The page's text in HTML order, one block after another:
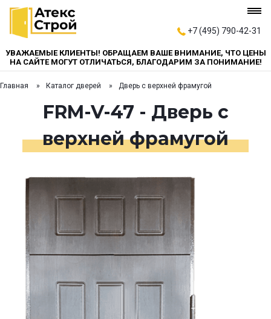
+7 (495) 790-42-31
УВАЖАЕМЫЕ КЛИЕНТЫ! ОБРАЩАЕМ ВАШЕ ВНИМАНИЕ, ЧТО ЦЕНЫ
НА САЙТЕ МОГУТ ОТЛИЧАТЬСЯ, БЛАГОДАРИМ ЗА ПОНИМАНИЕ!
Главная Каталог дверей Дверь с верхней фрамугой
FRM-V-47 - Дверь с
верхней фрамугой